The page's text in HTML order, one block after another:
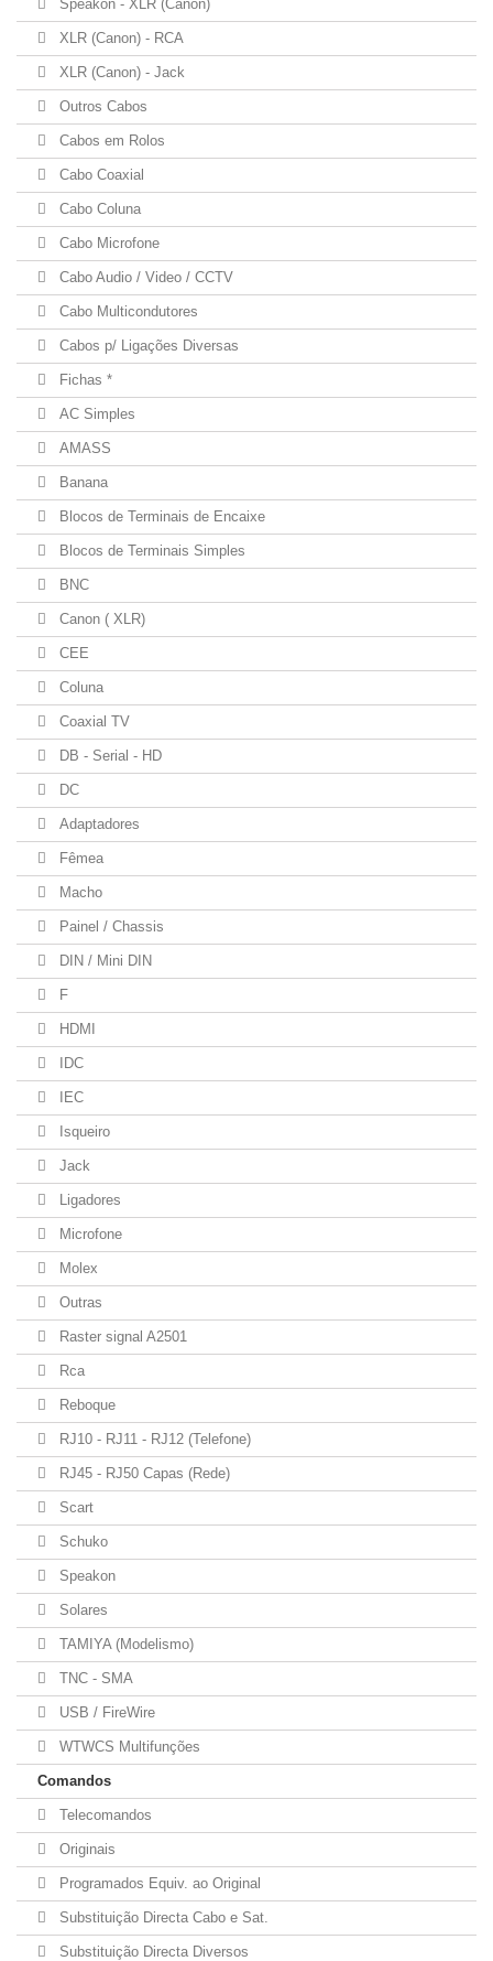
Speakon - XLR (Canon)
XLR (Canon) - RCA
XLR (Canon) - Jack
Outros Cabos
Cabos em Rolos
Cabo Coaxial
Cabo Coluna
Cabo Microfone
Cabo Audio / Video / CCTV
Cabo Multicondutores
Cabos p/ Ligações Diversas
Fichas *
AC Simples
AMASS
Banana
Blocos de Terminais de Encaixe
Blocos de Terminais Simples
BNC
Canon ( XLR)
CEE
Coluna
Coaxial TV
DB - Serial - HD
DC
Adaptadores
Fêmea
Macho
Painel / Chassis
DIN / Mini DIN
F
HDMI
IDC
IEC
Isqueiro
Jack
Ligadores
Microfone
Molex
Outras
Raster signal A2501
Rca
Reboque
RJ10 - RJ11 - RJ12 (Telefone)
RJ45 - RJ50 Capas (Rede)
Scart
Schuko
Speakon
Solares
TAMIYA (Modelismo)
TNC - SMA
USB / FireWire
WTWCS Multifunções
Comandos
Telecomandos
Originais
Programados Equiv. ao Original
Substituição Directa Cabo e Sat.
Substituição Directa Diversos